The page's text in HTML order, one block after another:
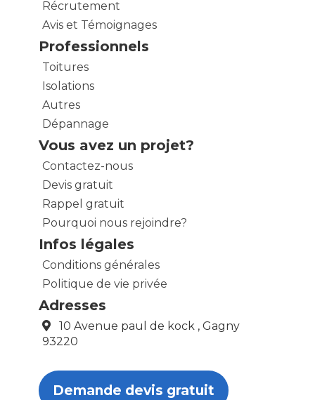
Récrutement
Avis et Témoignages
Professionnels
Toitures
Isolations
Autres
Dépannage
Vous avez un projet?
Contactez-nous
Devis gratuit
Rappel gratuit
Pourquoi nous rejoindre?
Infos légales
Conditions générales
Politique de vie privée
Adresses
10 Avenue paul de kock , Gagny
93220
Demande devis gratuit